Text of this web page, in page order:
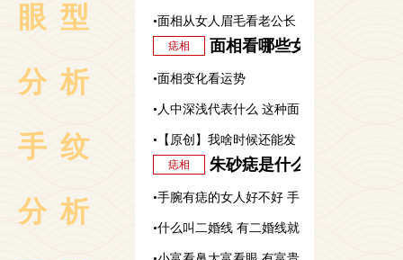
眼型
分析
手纹
分析
辈子
•面相从女人眉毛看老公长
相 痣相 面相看哪些女人会旺夫
•面相变化看运势
• 人中深浅代表什么 这种面
相好不好
• 【原创】我啥时候还能发
财？------西安算卦准的地
方|易经预测|卜卦|起名改
名|超度|补财库
痣相 朱砂痣是什么意思？朱砂
•手腕有痣的女人好不好 手
腕有痣代表着什么
•什么叫二婚线 有二婚线就